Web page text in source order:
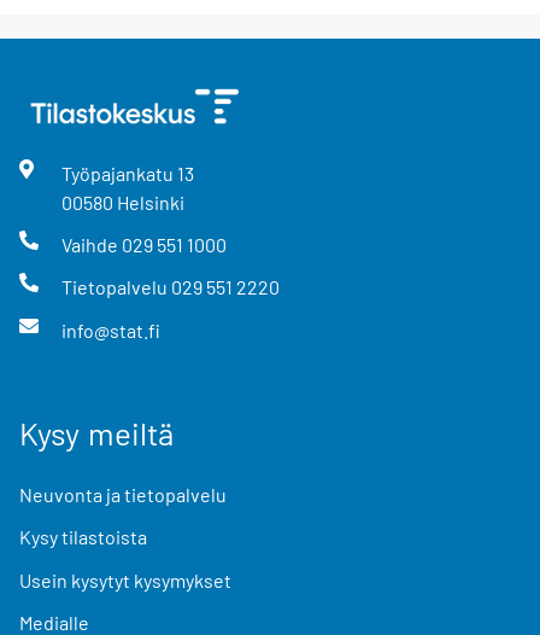
Työpajankatu 13
00580 Helsinki
Vaihde 029 551 1000
Tietopalvelu 029 551 2220
info@stat.fi
Kysy meiltä
Neuvonta ja tietopalvelu
Kysy tilastoista
Usein kysytyt kysymykset
Medialle